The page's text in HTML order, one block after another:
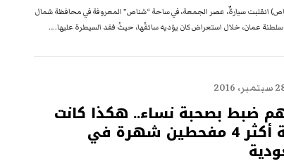
انقلبت سيارةٌ، عصر الجمعة، في ساحة “شناص” المعروفة في محافظة شمال
سلطنة عمان، خلال استعراض كان يؤديه سائقُها، حيثُ فقد السيطرة عليها. …
2016
ضبط بصحبة نساء.. هكذا كانت
نهاية أكثر 4 مفحطين شهرة في